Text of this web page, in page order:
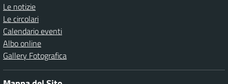
Le notizie
Le circolari
Calendario eventi
Albo online
Gallery Fotografica